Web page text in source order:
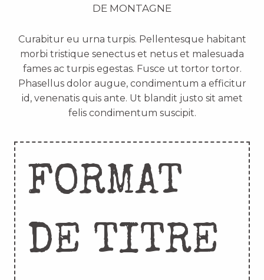
DE MONTAGNE
Curabitur eu urna turpis. Pellentesque habitant
morbi tristique senectus et netus et malesuada
fames ac turpis egestas. Fusce ut tortor tortor.
Phasellus dolor augue, condimentum a efficitur
id, venenatis quis ante. Ut blandit justo sit amet
felis condimentum suscipit.
FORMAT
DE TITRE